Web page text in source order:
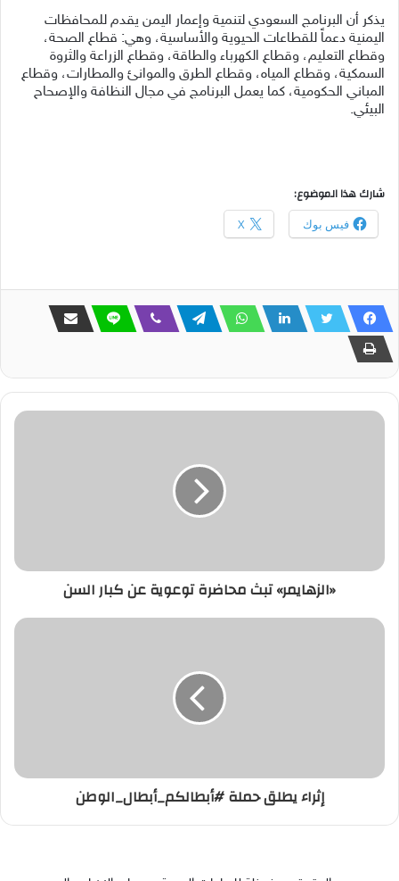
يذكر أن البرنامج السعودي لتنمية وإعمار اليمن يقدم للمحافظات
اليمنية دعماً للقطاعات الحيوية والأساسية، وهي: قطاع الصحة،
وقطاع التعليم، وقطاع الكهرباء والطاقة، وقطاع الزراعة والثروة
السمكية، وقطاع المياه، وقطاع الطرق والموانئ والمطارات، وقطاع
المباني الحكومية، كما يعمل البرنامج في مجال النظافة والإصحاح
البيئي.
شارك هذا الموضوع:
فيس بوك X
«الزهايمر» تبث محاضرة توعوية عن كبار السن
إثراء يطلق حملة #أبطالكم_أبطال_الوطن